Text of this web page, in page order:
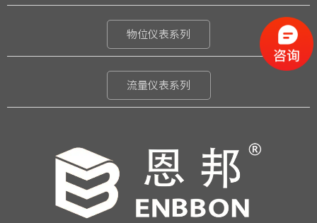
物位仪表系列
流量仪表系列